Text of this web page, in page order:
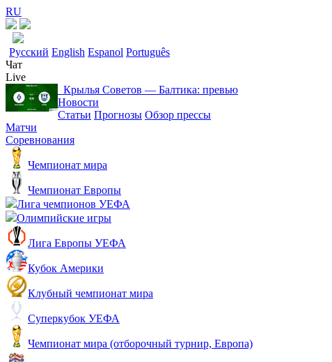
RU
Русский English Espanol Português
Чат
Live
Крылья Советов ― Балтика: превью
Новости
Статьи Прогнозы Обзор прессы
Матчи
Соревнования
Чемпионат мира
Чемпионат Европы
Лига чемпионов УЕФА
Олимпийские игры
Лига Европы УЕФА
Кубок Америки
Клубный чемпионат мира
Суперкубок УЕФА
Чемпионат мира (отборочный турнир, Европа)